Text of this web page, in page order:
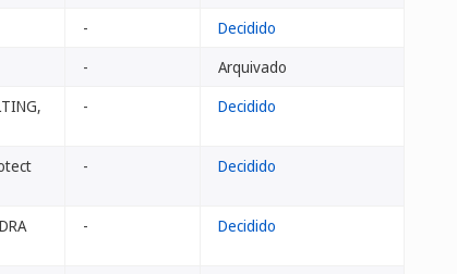
-
Decidido
-
Arquivado
- Decidido
- Decidido
- Decidido